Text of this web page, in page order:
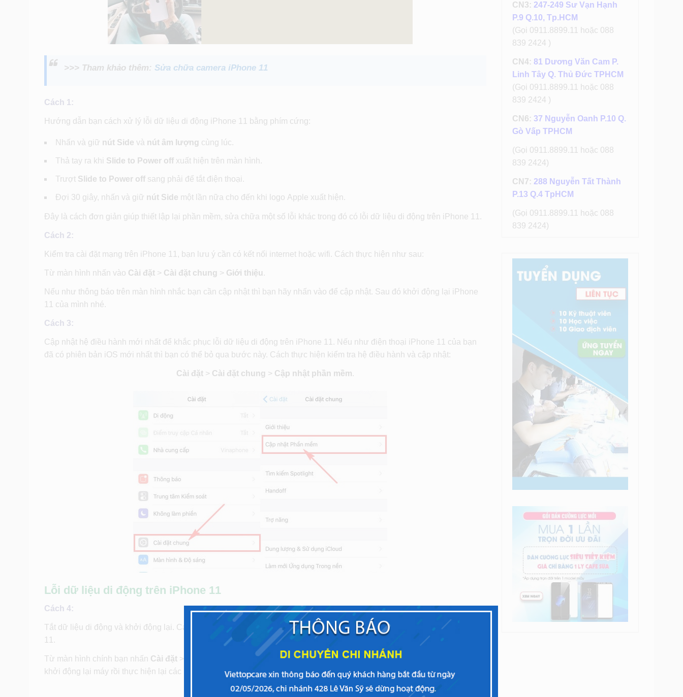
>>> Tham khảo thêm: Sửa chữa camera iPhone 11
Cách 1:
Hướng dẫn bạn cách xử lý lỗi dữ liệu di động iPhone 11 bằng phím cứng:
Nhấn và giữ nút Side và nút âm lượng cùng lúc.
Thả tay ra khi Slide to Power off xuất hiện trên màn hình.
Trượt Slide to Power off sang phải để tắt điện thoại.
Đợi 30 giây, nhấn và giữ nút Side một lần nữa cho đến khi logo Apple xuất hiện.
Đây là cách đơn giản giúp thiết lập lại phần mềm, sửa chữa một số lỗi khác trong đó có lỗi dữ liệu di động trên iPhone 11.
Cách 2:
Kiểm tra cài đặt mạng trên iPhone 11, bạn lưu ý cần có kết nối internet hoặc wifi. Cách thực hiện như sau:
Từ màn hình nhấn vào Cài đặt > Cài đặt chung > Giới thiệu .
Nếu như thông báo trên màn hình nhắc bạn cần cập nhật thì bạn hãy nhấn vào để cập nhật. Sau đó khởi động lại iPhone
11 của mình nhé.
Cách 3:
Cập nhật hệ điều hành mới nhất để khắc phục lỗi dữ liệu di động trên iPhone 11. Nếu như điện thoại iPhone 11 của bạn
đã có phiên bản iOS mới nhất thì bạn có thể bỏ qua bước này. Cách thực hiện kiểm tra hệ điều hành và cập nhật:
Cài đặt > Cài đặt chung > Cập nhật phần mềm.
Lỗi dữ liệu di động trên iPhone 11
Cách 4:
Tắt dữ liệu di động và khởi động lại. Cách này hoạt động cũng khá hiệu quả nếu như bạn đang gặp lỗi dữ liệu trên iPhone
11.
Từ màn hình chính bạn nhấn Cài đặt > Dữ liệu di động> Nhấn vào nút xanh bên cạnh để tắt. Sau đó bạn hãy
khởi động lại máy rồi thực hiện lại các bước như trên, nhấn vào nút xanh để mở lại dữ liệu di động cho iPhone 11.
CN3: 247-249 Sư Vạn Hạnh
P.9 Q.10, Tp.HCM
(Gọi 0911.8899.11 hoặc 088
839 2424 )
CN4: 81 Dương Văn Cam P.
Linh Tây Q. Thủ Đức TPHCM
(Gọi 0911.8899.11 hoặc 088
839 2424 )
CN6: 37 Nguyễn Oanh P.10 Q.
Gò Vấp TPHCM
(Gọi 0911.8899.11 hoặc 088
839 2424)
CN7: 288 Nguyễn Tất Thành
P.13 Q.4 TpHCM
(Gọi 0911.8899.11 hoặc 088
839 2424)